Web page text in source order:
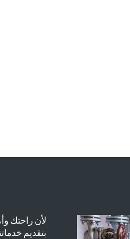
لأن راحتك
بتقديم